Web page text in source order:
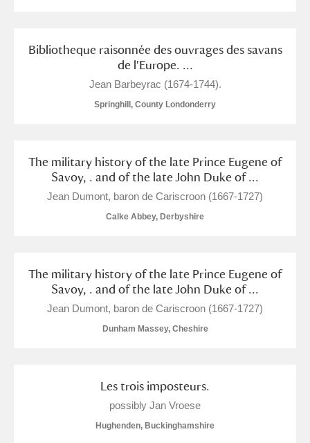
Bibliotheque raisonnée des ouvrages des savans
de l'Europe. ...
Jean Barbeyrac (1674-1744).
Springhill, County Londonderry
The military history of the late Prince Eugene of
Savoy, . and of the late John Duke of ...
Jean Dumont, baron de Cariscroon (1667-1727)
Calke Abbey, Derbyshire
The military history of the late Prince Eugene of
Savoy, . and of the late John Duke of ...
Jean Dumont, baron de Cariscroon (1667-1727)
Dunham Massey, Cheshire
Les trois imposteurs.
possibly Jan Vroese
Hughenden, Buckinghamshire